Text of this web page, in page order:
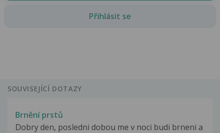
Přihlásit se
SOUVISEJÍCÍ DOTAZY
Brnění prstů
Dobry den, posledni dobou me v noci budi brneni a